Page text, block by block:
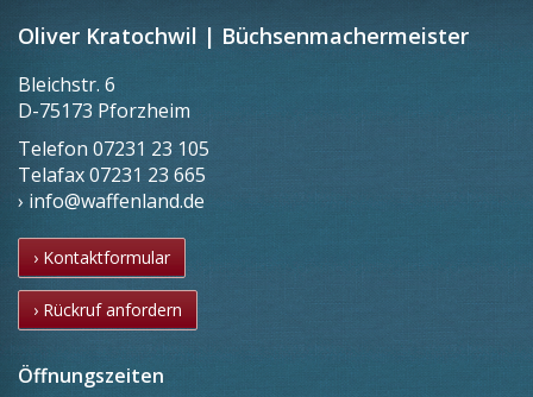
Oliver Kratochwil | Büchsenmachermeister
Bleichstr. 6
D-75173 Pforzheim
Telefon 07231 23 105
Telafax07231 23 665
› info@waffenland.de
› Kontaktformular
› Rückruf anfordern
Öffnungszeiten